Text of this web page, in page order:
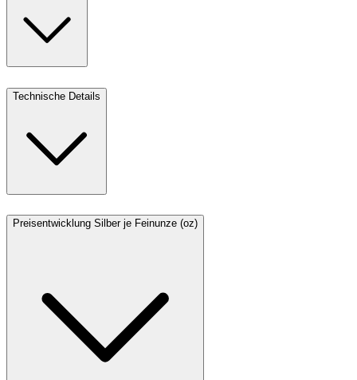
Technische Details
Preisentwicklung Silber je Feinunze (oz)